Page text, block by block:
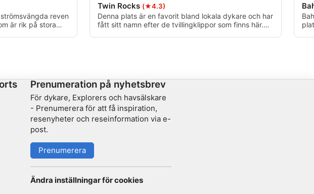
reven
är rik på stora
Twin Rocks (★4.3)
Denna plats är en favorit bland lokala dykare och har
fått sitt namn efter de tvillingklippor som finns här.
Prenumeration på nyhetsbrev
För dykare, Explorers och havsälskare
- Prenumerera för att få inspiration,
resenyheter och reseinformation via e-
post.
Prenumerera
Ändra inställningar för cookies